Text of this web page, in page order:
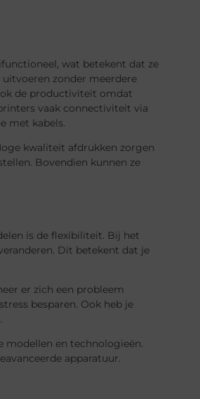
wat betekent dat ze
zonder meerdere
de productiviteit omdat
vaak connectiviteit via
met kabels.
kwaliteit afdrukken zorgen
Bovendien kunnen ze
is de flexibiliteit. Bij het
Dit betekent dat je
er zich een probleem
besparen. Ook heb je
modellen en technologieën.
apparatuur.